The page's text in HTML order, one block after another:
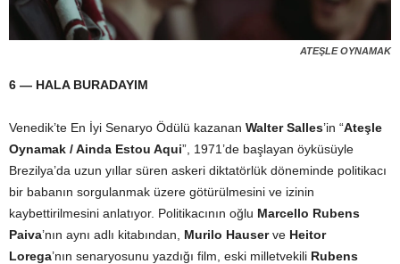
ATEŞLE OYNAMAK
6 — HALA BURADAYIM
Venedik’te En İyi Senaryo Ödülü kazanan Walter Salles’in “Ateşle
Oynamak / Ainda Estou Aqui”, 1971’de başlayan öyküsüyle
Brezilya’da uzun yıllar süren askeri diktatörlük döneminde politikacı
bir babanın sorgulanmak üzere götürülmesini ve izinin
kaybettirilmesini anlatıyor. Politikacının oğlu Marcello Rubens
Paiva’nın aynı adlı kitabından, Murilo Hauserve Heitor
Lorega’nın senaryosunu yazdığı film, eski milletvekili Rubens